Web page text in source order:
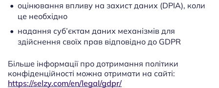
оцінювання впливу на захист даних (DPIA), коли
це необхідно
надання суб’єктам даних механізмів для
здійснення своїх прав відповідно до GDPR
Більше інформації про дотримання політики
конфіденційності можна отримати на сайті:
https://selzy.com/en/legal/gdpr/